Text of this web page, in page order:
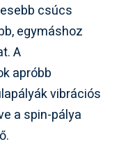
csúcs
egymáshoz
A
apróbb
vibrációs
a spin-pálya